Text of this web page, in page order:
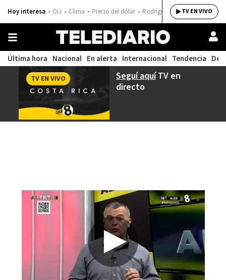
Hoy interesa OIJ Clima Precio del dólar Rodrigo ChavesTV EN VIVO
Última hora Nacional En alerta Internacional Tendencia
Seguí aquíTV en
directo
TV EN VIVO